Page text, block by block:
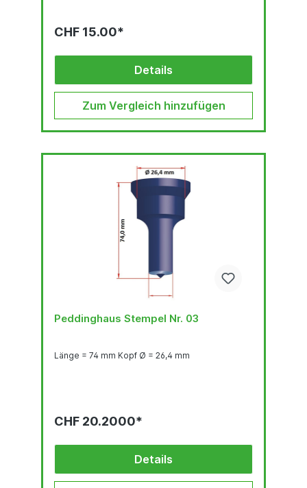
CHF 15.00*
Details
Zum Vergleich hinzufügen
Peddinghaus Stempel Nr. 03
Länge = 74 mm Kopf Ø = 26,4 mm
CHF 20.2000*
Details